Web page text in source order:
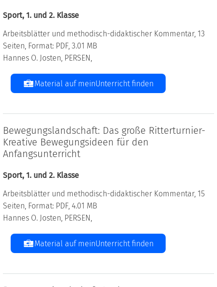
Sport, 1. und 2. Klasse
Arbeitsblätter und methodisch-didaktischer Kommentar, 13
Seiten, Format: PDF, 3.01 MB
Hannes O. Josten, PERSEN,
Material auf meinUnterricht finden
Bewegungslandschaft: Das große Ritterturnier-
Kreative Bewegungsideen für den
Anfangsunterricht
Sport, 1. und 2. Klasse
Arbeitsblätter und methodisch-didaktischer Kommentar, 15
Seiten, Format: PDF, 4.01 MB
Hannes O. Josten, PERSEN,
Material auf meinUnterricht finden